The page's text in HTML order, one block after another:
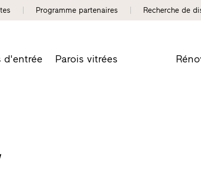
Programme partenaires Recherche de
d'entrée Parois vitrées